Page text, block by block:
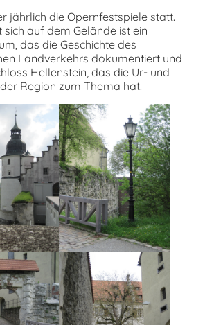
jährlich die Opernfestspiele statt.
auf dem Gelände ist ein
das die Geschichte des
Landverkehrs dokumentiert und
Hellenstein, das die Ur- und
Region zum Thema hat.